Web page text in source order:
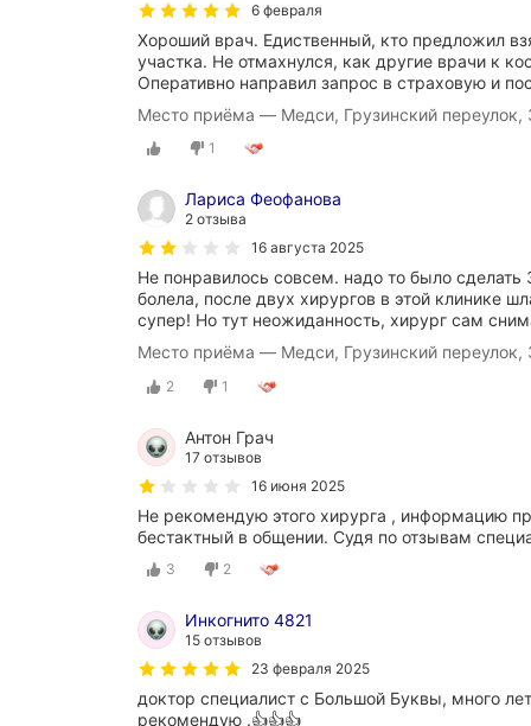
6 февраля
Хороший врач. Едиственный, кто предложил
участка. Не отмахнулся, как другие врачи к
Оперативно направил запрос в страховую и
Место приёма — Медси, Грузинский переулок,
1
Лариса Феофанова
2 отзыва
16 августа 2025
Не понравилось совсем. надо то было
болела, после двух хирургов в этой клинике
супер! Но тут неожиданность, хирург сам
Место приёма — Медси, Грузинский переулок,
2 1
Антон Грач
17 отзывов
16 июня 2025
Не рекомендую этого хирурга , информацию
бестактный в общении. Судя по отзывам
3 2
Инкогнито 4821
15 отзывов
23 февраля 2025
доктор специалист с Большой Буквы, много
рекомендую .👍👍👍